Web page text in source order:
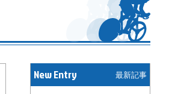
New Entry 最新記事